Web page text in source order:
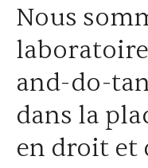
Nous
and-do-
dans la
en droit et